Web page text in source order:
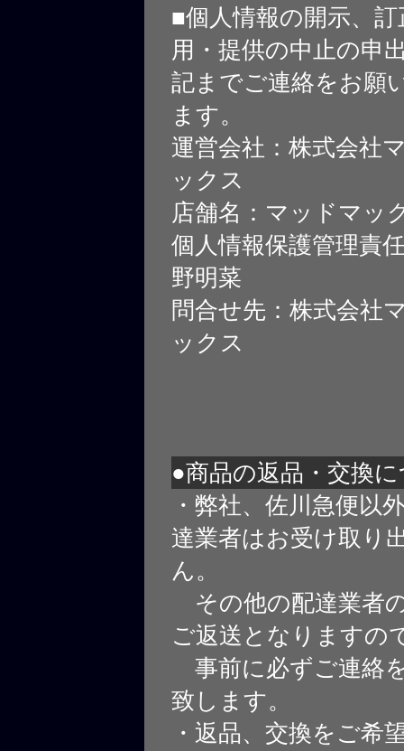
■個人情報の開示、
用・提供の中止の申
記までご連絡をお願
ます。
運営会社：株式会社
ックス
店舗名：マッドマッ
個人情報保護管理責
野明菜
問合せ先：株式会社
ックス
●商品の返品・交換
・弊社、佐川急便以
達業者はお受け取り
ん。
その他の配達業者
ご返送となりますの
事前に必ずご連絡
致します。
・返品、交換をご希